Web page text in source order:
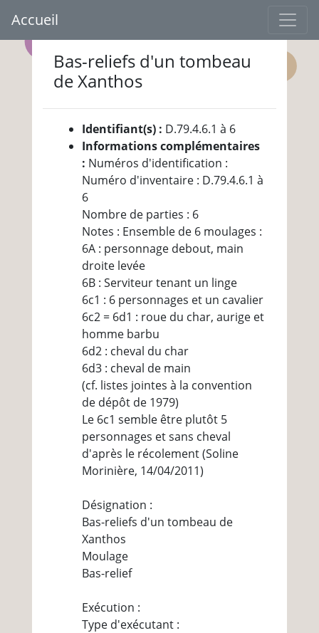
Accueil
Bas-reliefs d'un tombeau
de Xanthos
Identifiant(s) : D.79.4.6.1 à 6
Informations complémentaires
: Numéros d'identification :
Numéro d'inventaire : D.79.4.6.1 à
6
Nombre de parties : 6
Notes : Ensemble de 6 moulages :
6A : personnage debout, main
droite levée
6B : Serviteur tenant un linge
6c1 : 6 personnages et un cavalier
6c2 = 6d1 : roue du char, aurige et
homme barbu
6d2 : cheval du char
6d3 : cheval de main
(cf. listes jointes à la convention
de dépôt de 1979)
Le 6c1 semble être plutôt 5
personnages et sans cheval
d'après le récolement (Soline
Morinière, 14/04/2011)
Désignation :
Bas-reliefs d'un tombeau de
Xanthos
Moulage
Bas-relief
Exécution :
Type d'exécutant :